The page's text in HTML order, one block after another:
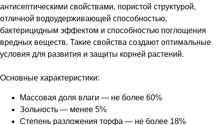
антисептическими свойствами, пористой структурой,
отличной водоудерживающей способностью,
бактерицидным эффектом и способностью поглощения
вредных веществ. Такие свойства создают оптимальные
условия для развития и защиты корней растений.
Основные характеристики:
Массовая доля влаги — не более 60%
Зольность — менее 5%
Степень разложения торфа — не более 18%